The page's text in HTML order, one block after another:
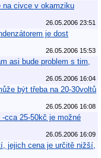
na civce v okamziku
26.05.2006 23:51
je dost
26.05.2006 15:53
asi bude problem s tim,
26.05.2006 16:04
být třeba na 20-30voltů
26.05.2006 16:08
cca 25-50kč je možné
26.05.2006 16:09
jejich cena je určitě nižší,